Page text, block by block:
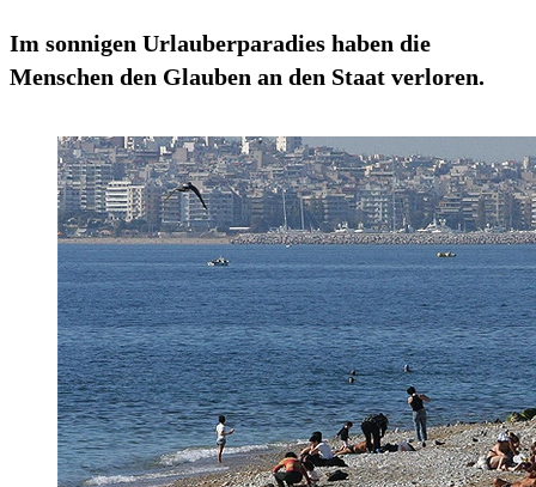
Im sonnigen Urlauberparadies haben die
Menschen den Glauben an den Staat verloren.